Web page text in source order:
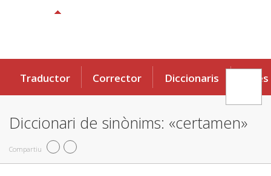
Traductor Corrector Diccionaris Eines
Diccionari de sinònims: «certamen»
Compartiu